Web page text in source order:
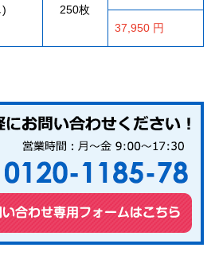
250枚
37,950 円